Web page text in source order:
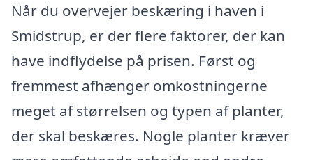
Når du overvejer beskæring i haven i
Smidstrup, er der flere faktorer, der kan
have indflydelse på prisen. Først og
fremmest afhænger omkostningerne
meget af størrelsen og typen af planter,
der skal beskæres. Nogle planter kræver